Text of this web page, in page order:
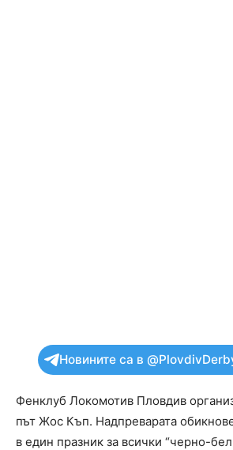
Новините са в
Фенклуб Локомотив Пловдив
път Жос Къп. Надпреварата
в един празник за всички “черно-